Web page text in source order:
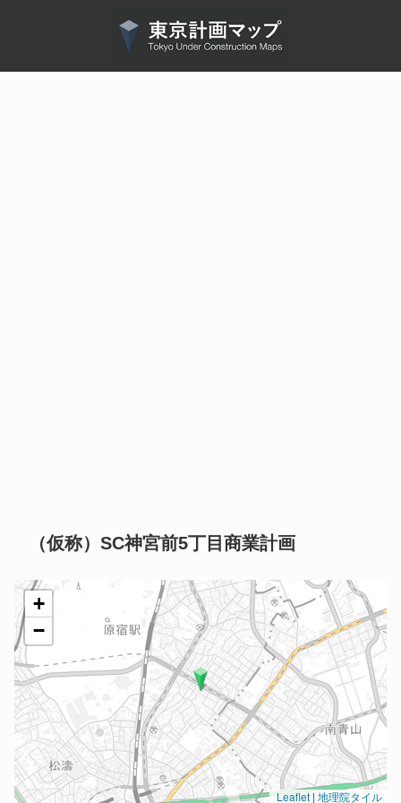
（仮称）SC神宮前5丁目商業計画
+
−
Leaflet | 地理院タイル